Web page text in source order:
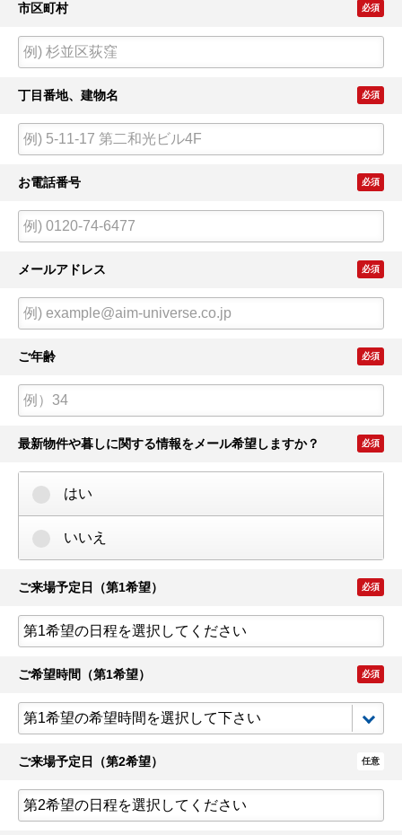
必須
市区町村
必須
丁目番地、建物名
必須
お電話番号
必須
メールアドレス
必須
ご年齢
必須
最新物件や暮しに関する情報をメール希望しますか？
はい
いいえ
必須
ご来場予定日（第1希望）
必須
ご希望時間（第1希望）
任意
ご来場予定日（第2希望）